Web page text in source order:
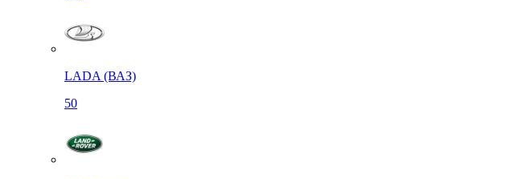
LADA (ВАЗ)
50